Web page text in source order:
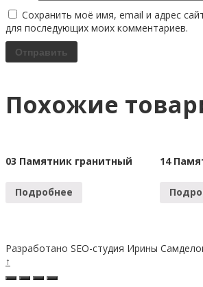
Сохранить моё имя, email и адрес
для последующих моих комментариев.
Похожие
03 Памятник гранитный
Подробнее
14
Разработано SEO-студия Ирины
↑